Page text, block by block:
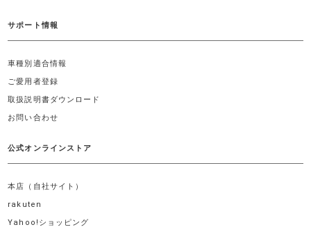
サポート情報
車種別適合情報
ご愛用者登録
取扱説明書ダウンロード
お問い合わせ
公式オンラインストア
本店（自社サイト）
rakuten
Yahoo!ショッピング